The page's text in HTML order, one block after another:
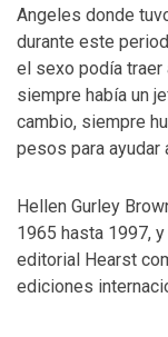
Angeles donde
durante este
el sexo podía traer
siempre había un
cambio, siempre
pesos para ayudar
Hellen Gurley
1965 hasta 1997,
editorial Hearst
ediciones